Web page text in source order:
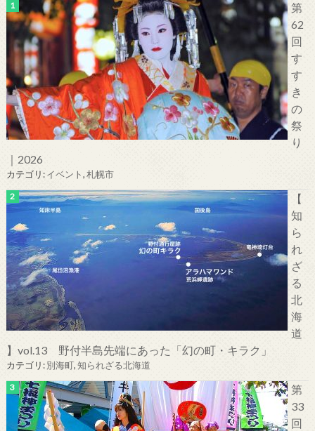
第
62
回
す
す
き
の
祭
り
｜2026
カテゴリ:イベント,札幌市
【
知
ら
れ
ざ
る
北
海
道
】vol.13 野付半島先端にあった「幻の町・キラク」
カテゴリ:別海町,知られざる北海道
第
33
回